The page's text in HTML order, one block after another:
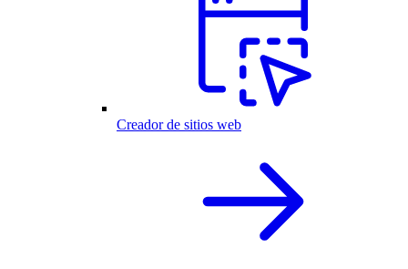
Creador de sitios web